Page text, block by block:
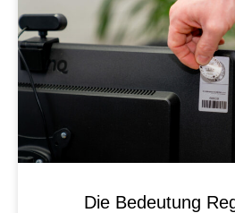
Die Bedeutung